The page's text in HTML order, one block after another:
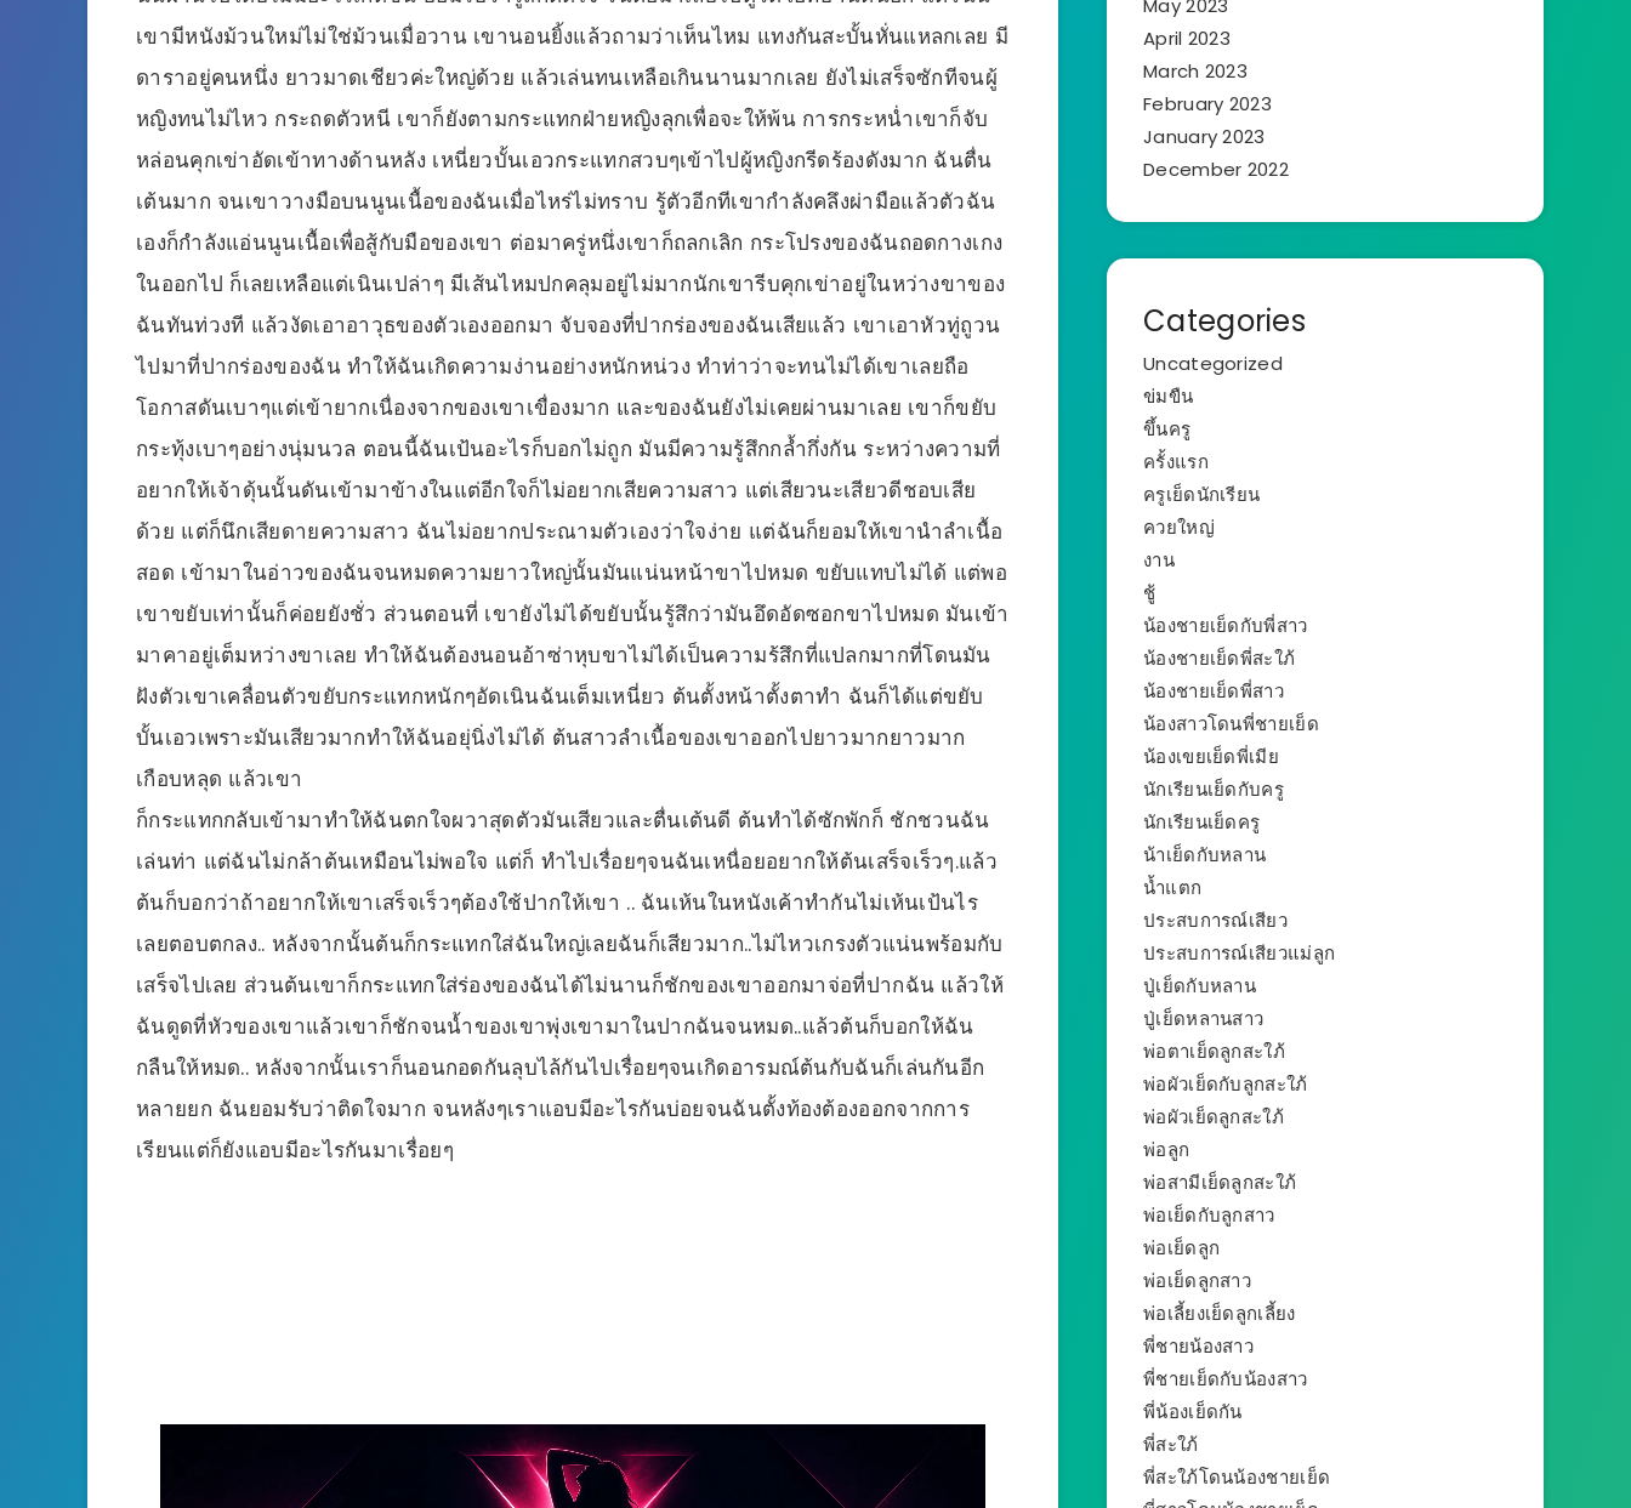
เขามีหนังม้วนใหม่ไม่ใช่ม้วนเมื่อวาน เขานอนยิ้งแล้วถามว่าเห็นไหม แทงกันสะบั้นหั่นแหลกเลย มี
ดาราอยู่คนหนึ่ง ยาวมาดเชียวค่ะใหญ่ด้วย แล้วเล่นทนเหลือเกินนานมากเลย ยังไม่เสร็จซักทีจนผู้
หญิงทนไม่ไหว กระถดตัวหนี เขาก็ยังตามกระแทกฝ่ายหญิงลุกเพื่อจะให้พ้น การกระหน่ำเขาก็จับ
หล่อนคุกเข่าอัดเข้าทางด้านหลัง เหนี่ยวบั้นเอวกระแทกสวบๆเข้าไปผู้หญิงกรีดร้องดังมาก ฉันตื่น
เต้นมาก จนเขาวางมือบนนูนเนื้อของฉันเมื่อไหร่ไม่ทราบ รู้ตัวอีกทีเขากำลังคลึงผ่ามือแล้วตัวฉัน
เองก็กำลังแอ่นนูนเนื้อเพื่อสู้กับมือของเขา ต่อมาครู่หนึ่งเขาก็ถลกเลิก กระโปรงของฉันถอดกางเกง
ในออกไป ก็เลยเหลือแต่เนินเปล่าๆ มีเส้นไหมปกคลุมอยู่ไม่มากนักเขารีบคุกเข่าอยู่ในหว่างขาของ
ฉันทันท่วงที แล้วงัดเอาอาวุธของตัวเองออกมา จับจองที่ปากร่องของฉันเสียแล้ว เขาเอาหัวทู่ถูวน
ไปมาที่ปากร่องของฉัน ทำให้ฉันเกิดความง่านอย่างหนักหน่วง ทำท่าว่าจะทนไม่ได้เขาเลยถือ
โอกาสดันเบาๆแต่เข้ายากเนื่องจากของเขาเขื่องมาก และของฉันยังไม่เคยผ่านมาเลย เขาก็ขยับ
กระทุ้งเบาๆอย่างนุ่มนวล ตอนนี้ฉันเป้นอะไรก็บอกไม่ถูก มันมีความรู้สึกกล้ำกึ่งกัน ระหว่างความที่
อยากให้เจ้าดุ้นนั้นดันเข้ามาข้างในแต่อีกใจก็ไม่อยากเสียความสาว แต่เสียวนะเสียวดีชอบเสีย
ด้วย แต่ก็นึกเสียดายความสาว ฉันไม่อยากประณามตัวเองว่าใจง่าย แต่ฉันก็ยอมให้เขานำลำเนื้อ
สอด เข้ามาในอ่าวของฉันจนหมดความยาวใหญ่นั้นมันแน่นหน้าขาไปหมด ขยับแทบไม่ได้ แต่พอ
เขาขยับเท่านั้นก็ค่อยยังชั่ว ส่วนตอนที่ เขายังไม่ได้ขยับนั้นรู้สึกว่ามันอึดอัดซอกขาไปหมด มันเข้า
มาคาอยู่เต็มหว่างขาเลย ทำให้ฉันต้องนอนอ้าซ่าหุบขาไม่ได้เป็นความร้สึกที่แปลกมากที่โดนมัน
ฝังตัวเขาเคลื่อนตัวขยับกระแทกหนักๆอัดเนินฉันเต็มเหนี่ยว ต้นตั้งหน้าตั้งตาทำ ฉันก็ได้แต่ขยับ
บั้นเอวเพราะมันเสียวมากทำให้ฉันอยุ่นิ่งไม่ได้ ต้นสาวลำเนื้อของเขาออกไปยาวมากยาวมาก
เกือบหลุด แล้วเขา
ก็กระแทกกลับเข้ามาทำให้ฉันตกใจผวาสุดตัวมันเสียวและตื่นเต้นดี ต้นทำได้ซักพักก็ ชักชวนฉัน
เล่นท่า แต่ฉันไม่กล้าต้นเหมือนไม่พอใจ แต่ก็ ทำไปเรื่อยๆจนฉันเหนื่อยอยากให้ต้นเสร็จเร็วๆ.แล้ว
ต้นก็บอกว่าถ้าอยากให้เขาเสร็จเร็วๆต้องใช้ปากให้เขา .. ฉันเห้นในหนังเค้าทำกันไม่เห้นเป้นไร
เลยตอบตกลง.. หลังจากนั้นต้นก็กระแทกใส่ฉันใหญ่เลยฉันก็เสียวมาก..ไม่ไหวเกรงตัวแน่นพร้อมกับ
เสร็จไปเลย ส่วนต้นเขาก็กระแทกใส่ร่องของฉันได้ไม่นานก็ชักของเขาออกมาจ่อที่ปากฉัน แล้วให้
ฉันดูดที่หัวของเขาแล้วเขาก็ชักจนน้ำของเขาพุ่งเขามาในปากฉันจนหมด..แล้วต้นก็บอกให้ฉัน
กลืนให้หมด.. หลังจากนั้นเราก็นอนกอดกันลุบไล้กันไปเรื่อยๆจนเกิดอารมณ์ต้นกับฉันก็เล่นกันอีก
หลายยก ฉันยอมรับว่าติดใจมาก จนหลังๆเราแอบมีอะไรกันบ่อยจนฉันตั้งท้องต้องออกจากการ
เรียนแต่ก็ยังแอบมีอะไรกันมาเรื่อยๆ
May 2023
April 2023
March 2023
February 2023
January 2023
December 2022
Categories
Uncategorized
ข่มขืน
ขึ้นครู
ครั้งแรก
ครูเย็ดนักเรียน
ควยใหญ่
งาน
ชู้
น้องชายเย็ดกับพี่สาว
น้องชายเย็ดพี่สะใภ้
น้องชายเย็ดพี่สาว
น้องสาวโดนพี่ชายเย็ด
น้องเขยเย็ดพี่เมีย
นักเรียนเย็ดกับครู
นักเรียนเย็ดครู
น้าเย็ดกับหลาน
น้ำแตก
ประสบการณ์เสียว
ประสบการณ์เสียวแม่ลูก
ปู่เย็ดกับหลาน
ปู่เย็ดหลานสาว
พ่อตาเย็ดลูกสะใภ้
พ่อผัวเย็ดกับลูกสะใภ้
พ่อผัวเย็ดลูกสะใภ้
พ่อลูก
พ่อสามีเย็ดลูกสะใภ้
พ่อเย็ดกับลูกสาว
พ่อเย็ดลูก
พ่อเย็ดลูกสาว
พ่อเลี้ยงเย็ดลูกเลี้ยง
พี่ชายน้องสาว
พี่ชายเย็ดกับน้องสาว
พี่น้องเย็ดกัน
พี่สะใภ้
พี่สะใภ้โดนน้องชายเย็ด